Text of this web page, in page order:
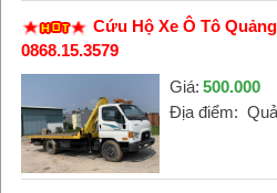
Cứu Hộ Xe Ô Tô
0868.15.3579
Giá: 500.000
Địa điểm: